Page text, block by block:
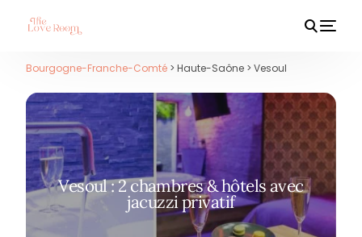
Bourgogne-Franche-Comté > Haute-Saône > Vesoul
Vesoul : 2 chambres & hôtels avec
jacuzzi privatif
HOT